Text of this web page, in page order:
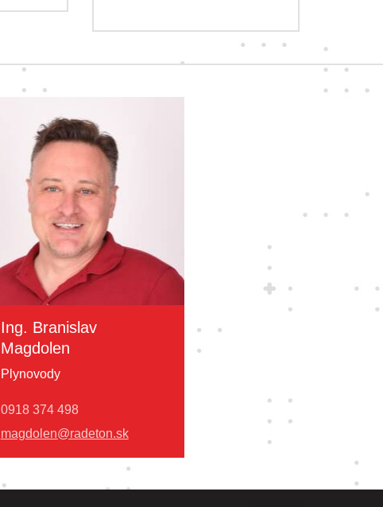
Ing. Branislav
Magdolen
Plynovody
0918 374 498
magdolen@radeton.sk